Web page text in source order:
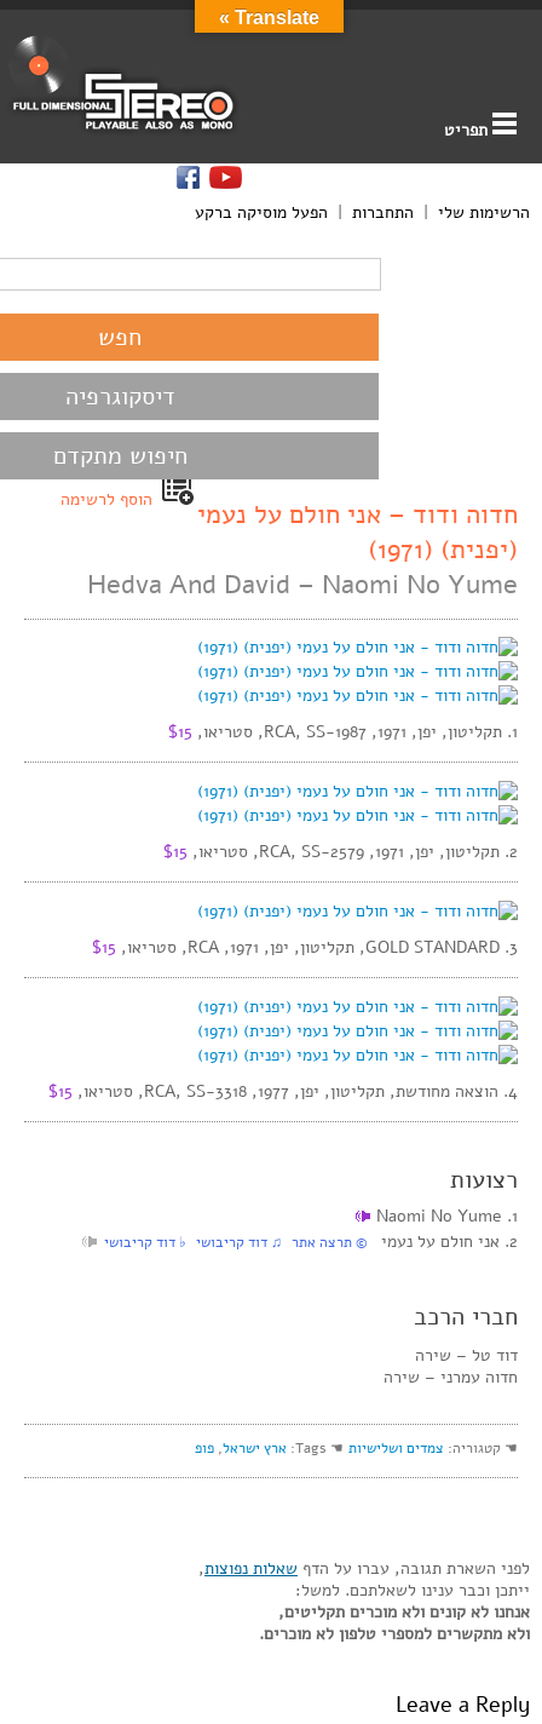
תפריט
הרשימות שלי | התחברות | הפעל מוסיקה ברקע
דיסקוגרפיה
חיפוש מתקדם
הוסף לרשימה
חדוה ודוד – אני חולם על נעמי
(יפנית) (1971)
Hedva And David – Naomi No Yume
1. תקליטון, יפן, 1971, RCA, SS-1987, סטריאו, $15
2. תקליטון, יפן, 1971, RCA, SS-2579, סטריאו, $15
3. GOLD STANDARD, תקליטון, יפן, 1971, RCA, סטריאו, $15
4. הוצאה מחודשת, תקליטון, יפן, 1977, RCA, SS-3318, סטריאו, $15
רצועות
1. Naomi No Yume
2. אני חולם על נעמי
© תרצה אתר ♫ דוד קריבושי ♭ דוד קריבושי
חברי הרכב
דוד טל – שירה
חדוה עמרני – שירה
☚ קטגוריה: צמדים ושלישיות ☚ Tags: ארץ ישראל, פופ
לפני השארת תגובה, עברו על הדף שאלות נפוצות,
ייתכן וכבר ענינו לשאלתכם. למשל:
אנחנו לא קונים ולא מוכרים תקליטים,
ולא מתקשרים למספרי טלפון לא מוכרים.
Leave a Reply
Translate »